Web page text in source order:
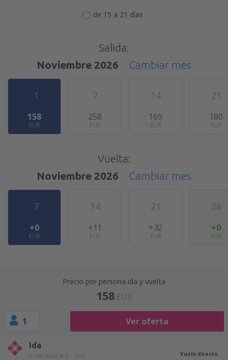
de 15 a 21 días
Salida:
Noviembre 2026
Cambiar mes
1
158
EUR
7
258
EUR
14
169
EUR
21
180
EUR
Vuelta:
Noviembre 2026
Cambiar mes
7
+0
EUR
14
+11
EUR
21
+32
EUR
28
+0
EUR
Precio por persona ida y vuelta
158 EUR
1 Ver oferta
Ida
1 nov (dom) ACE - OVD Vuelo directo